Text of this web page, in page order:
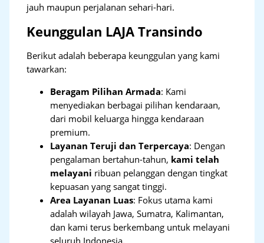
jauh maupun perjalanan sehari-hari.
Keunggulan LAJA Transindo
Berikut adalah beberapa keunggulan yang kami
tawarkan:
Beragam Pilihan Armada: Kami
menyediakan berbagai pilihan kendaraan,
dari mobil keluarga hingga kendaraan
premium.
Layanan Teruji dan Terpercaya: Dengan
pengalaman bertahun-tahun, kami telah
melayani ribuan pelanggan dengan tingkat
kepuasan yang sangat tinggi.
Area Layanan Luas: Fokus utama kami
adalah wilayah Jawa, Sumatra, Kalimantan,
dan kami terus berkembang untuk melayani
seluruh Indonesia.